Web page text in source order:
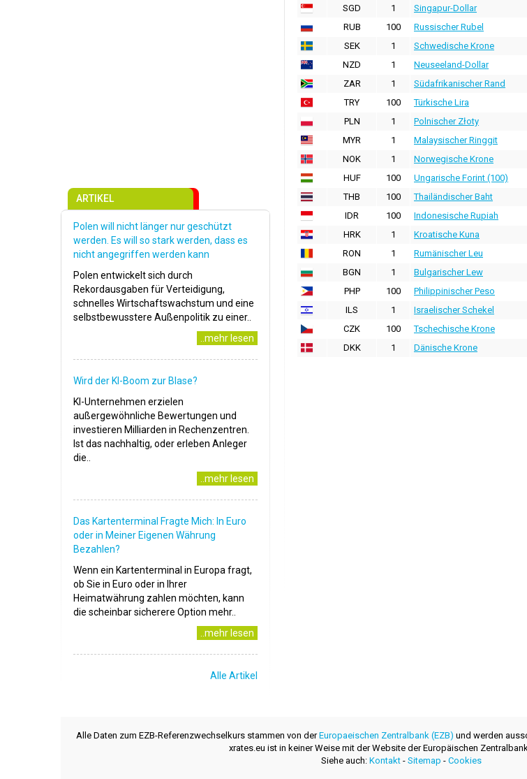
SGD
1 Singapur-Dollar
RUB
100 Russischer Rubel
SEK
1 Schwedische Krone
NZD
1 Neuseeland-Dollar
ZAR
1 Südafrikanischer Rand
TRY
100 Türkische Lira
PLN
1 Polnischer Złoty
MYR
1 Malaysischer Ringgit
NOK
1 Norwegische Krone
HUF
100 Ungarische Forint (100)
THB
100 Thailändischer Baht
IDR
100 Indonesische Rupiah
HRK
1 Kroatische Kuna
RON
1 Rumänischer Leu
BGN
1 Bulgarischer Lew
PHP
100 Philippinischer Peso
ILS
1 Israelischer Schekel
CZK
100 Tschechische Krone
DKK
1 Dänische Krone
ARTIKEL
Polen will nicht länger nur geschützt
werden. Es will so stark werden, dass es
nicht angegriffen werden kann
Polen entwickelt sich durch
Rekordausgaben für Verteidigung,
schnelles Wirtschaftswachstum und eine
selbstbewusstere Außenpolitik zu einer..
..mehr lesen
Wird der KI-Boom zur Blase?
KI-Unternehmen erzielen
außergewöhnliche Bewertungen und
investieren Milliarden in Rechenzentren.
Ist das nachhaltig, oder erleben Anleger
die..
..mehr lesen
Das Kartenterminal Fragte Mich: In Euro
oder in Meiner Eigenen Währung
Bezahlen?
Wenn ein Kartenterminal in Europa fragt,
ob Sie in Euro oder in Ihrer
Heimatwährung zahlen möchten, kann
die scheinbar sicherere Option mehr..
..mehr lesen
Alle Artikel
Alle Daten zum EZB-Referenzwechselkurs stammen von derEuropaeischen Zentralbank (EZB) und werden
xrates.eu ist in keiner Weise mit der Website der Europäischen
Siehe auch: Kontakt- Sitemap - Cookies